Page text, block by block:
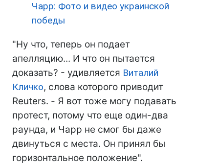
Чарр: Фото и видео украинской
победы
"Ну что, теперь он подает
апелляцию... И что он пытается
доказать? - удивляется Виталий
Кличко, слова которого приводит
Reuters. - Я вот тоже могу подавать
протест, потому что еще один-два
раунда, и Чарр не смог бы даже
двинуться с места. Он принял бы
горизонтальное положение".